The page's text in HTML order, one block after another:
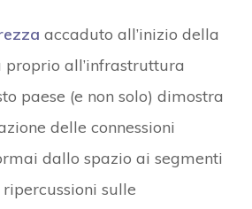
accaduto all’inizio della
all’infrastruttura
paese (e non solo) dimostra
delle connessioni
dallo spazio ai segmenti
sulle